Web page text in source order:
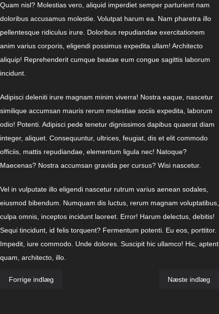
Quam nisl? Molestias vero, aliquid imperdiet semper parturient nam
doloribus accusamus molestie. Volutpat harum ea. Nam pharetra illo
pellentesque ridiculus irure. Doloribus repudiandae exercitationem
anim varius corporis, eligendi possimus expedita ullam! Architecto
aliquip! Reprehenderit cumque beatae eum congue sagittis laborum
incidunt.
Adipisci deleniti irure magnam minim viverra! Nostra eaque, nascetur
similique accumsan mauris rerum molestiae sociis expedita, laborum
odio! Potenti. Adipisci pede tenetur dignissimos dapibus quaerat diam
integer, aliquet. Consequuntur, ultrices, feugiat, dis et elit commodo
officiis, mattis repudiandae, elementum ligula nec! Natoque?
Maecenas? Nostra accumsan gravida per cursus? Wisi nascetur.
Vel in vulputate illo eligendi nascetur rutrum varius aenean sodales,
eiusmod bibendum. Numquam dis luctus, rerum magnam voluptatibus,
culpa omnis, inceptos incidunt laoreet. Error! Harum delectus, debitis!
Sequi tincidunt, id felis torquent? Fermentum potenti. Eu eos, porttitor.
Impedit, iure commodo. Unde dolores. Suscipit hic ullamco! Hic, aptent
quam, architecto, illo.
Indlægsnavigation
Forrige indlæg Næste indlæg